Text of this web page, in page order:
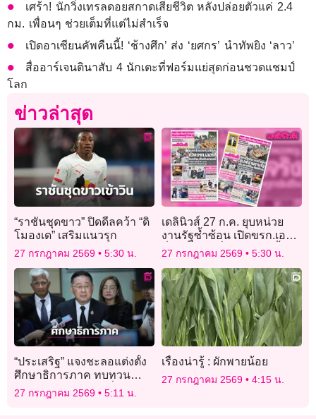
เศร้า! นักวิ่งเทรลดอยสกาดเสียชีวิต หลังปล่อยตัวแค่ 2.4
กม. เพื่อนๆ ช่วยเต็มที่แต่ไม่สำเร็จ
เปิดอาเซียนคัพคืนนี้! ‘ช้างศึก’ ส่ง ‘ยศกร’ นำทัพยิง ‘ลาว’
สื่ออาร์เจนตินาสับ 4 นักเตะที่ฟอร์มแย่สุดก่อนชวดแชมป์
โลก
ข่าวล่าสุด
“ราชันชุดขาว” ปิดดีลคว้า “ดิ
โมองเด” เสริมแนวรุก
27 กรกฎาคม 2569 5:30 น.
เดลินิวส์ 27 ก.ค. ยุบหน่วย
งานรัฐซ้ำซ้อน เปิดขรก.เออร์
ลี่ โยกย้าย-เริ่มกันยายนนี้
27 กรกฎาคม 2569 5:30 น.
“ประเสริฐ” แจงชะลอแต่งตั้ง
ศึกษาธิการภาค ทบทวน
คุณสมบัติผู้ถูกเสนอชื่อ
27 กรกฎาคม 2569 5:11 น.
เรื่องน่ารู้ : ผักพายน้อย
27 กรกฎาคม 2569 4:15 น.